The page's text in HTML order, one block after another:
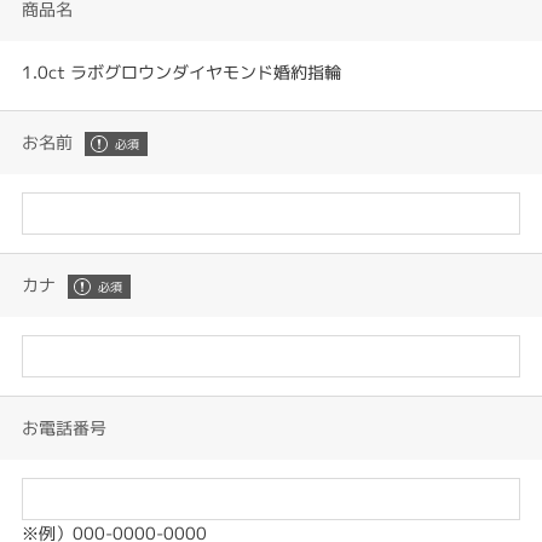
商品名
1.0ct ラボグロウンダイヤモンド婚約指輪
お名前
カナ
お電話番号
※例）000-0000-0000